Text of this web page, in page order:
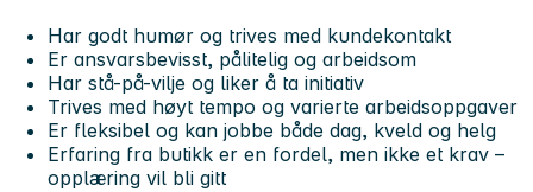
Har godt humør og trives med kundekontakt
Er ansvarsbevisst, pålitelig og arbeidsom
Har stå-på-vilje og liker å ta initiativ
Trives med høyt tempo og varierte arbeidsoppgaver
Er fleksibel og kan jobbe både dag, kveld og helg
Erfaring fra butikk er en fordel, men ikke et krav –
opplæring vil bli gitt